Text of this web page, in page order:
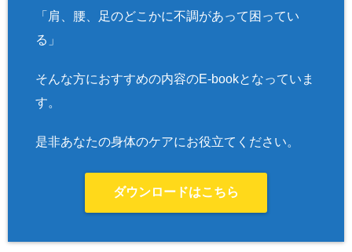
「肩、腰、足のどこかに不調があって困ってい
る」
そんな方におすすめの内容のE-bookとなっていま
す。
是非あなたの身体のケアにお役立てください。
ダウンロードはこちら